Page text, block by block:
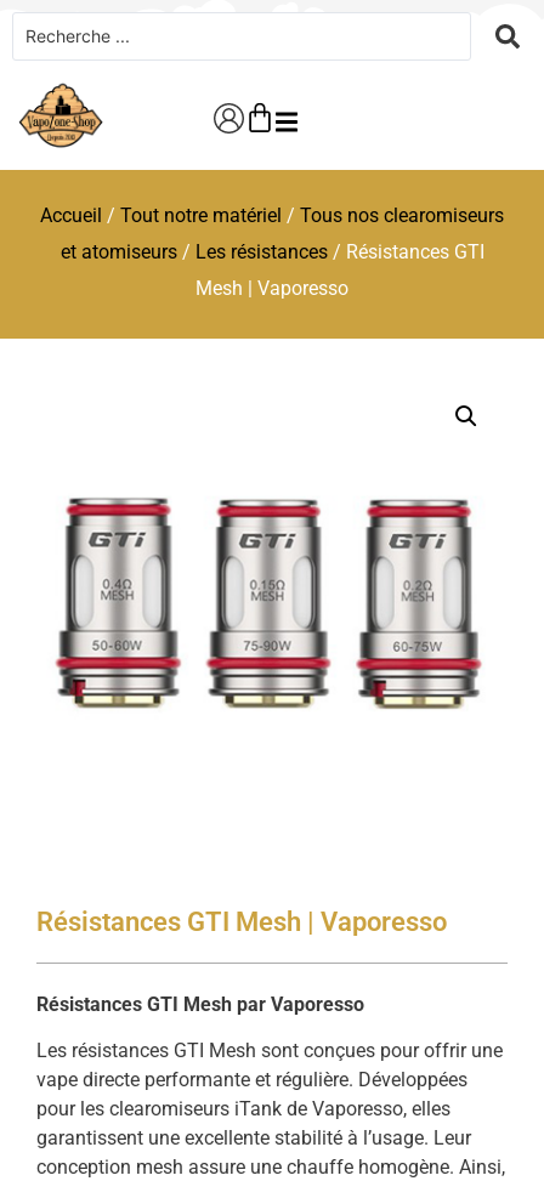
Accueil / Tout notre matériel / Tous nos clearomiseurs
et atomiseurs/ Les résistances/ Résistances GTI
Mesh | Vaporesso
Résistances GTI Mesh | Vaporesso
Résistances GTI Mesh par Vaporesso
Les résistances GTI Mesh sont conçues pour offrir une
vape directe performante et régulière. Développées
pour les clearomiseurs iTank de Vaporesso, elles
garantissent une excellente stabilité à l’usage. Leur
conception mesh assure une chauffe homogène. Ainsi,